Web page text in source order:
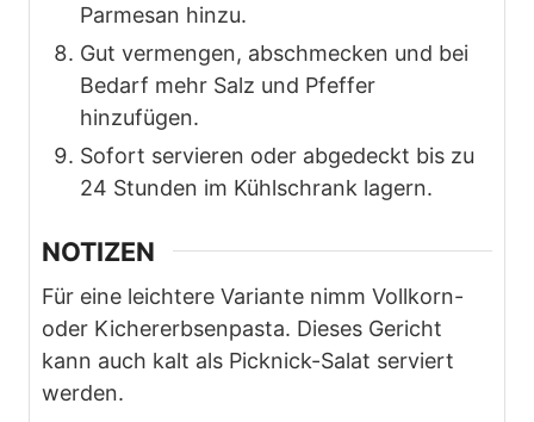
Parmesan hinzu.
Gut vermengen, abschmecken und bei
Bedarf mehr Salz und Pfeffer
hinzufügen.
Sofort servieren oder abgedeckt bis zu
24 Stunden im Kühlschrank lagern.
NOTIZEN
Für eine leichtere Variante nimm Vollkorn-
oder Kichererbsenpasta. Dieses Gericht
kann auch kalt als Picknick-Salat serviert
werden.